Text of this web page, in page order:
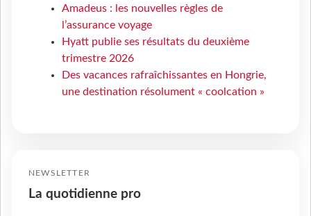
Amadeus : les nouvelles règles de
l’assurance voyage
Hyatt publie ses résultats du deuxième
trimestre 2026
Des vacances rafraîchissantes en Hongrie,
une destination résolument « coolcation »
NEWSLETTER
La quotidienne pro